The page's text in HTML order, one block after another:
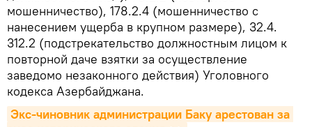
мошенничество), 178.2.4 (мошенничество с
нанесением ущерба в крупном размере), 32.4.
312.2 (подстрекательство должностным лицом к
повторной даче взятки за осуществление
заведомо незаконного действия) Уголовного
кодекса Азербайджана.
Экс-чиновник администрации Баку арестован за